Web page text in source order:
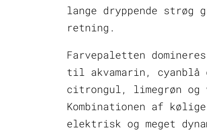
lange dryppende
retning.
Farvepaletten
til akvamarin, cyanblå
citrongul, limegrøn og
Kombinationen af
elektrisk og meget